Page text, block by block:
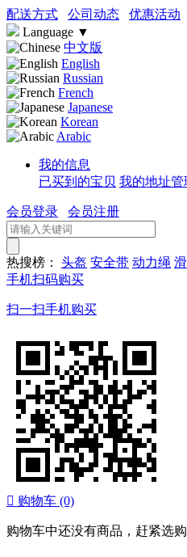
配送方式 公司动态 优惠活动
Language ▼
中文版
English
Russian
French
Japanese
Korean
Arabic
我的信息
已买到的宝贝 我的地址管
会员登录 会员注册
热搜榜： 头盔 安全带 动力绳
手机扫码购买
扫一扫手机购买
 购物车 (0)
购物车中还没有商品，赶紧选购